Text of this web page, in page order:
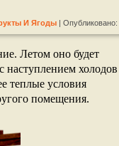
И Ягоды |
Летом оно будет
наступлением холодов
теплые условия
помещения.